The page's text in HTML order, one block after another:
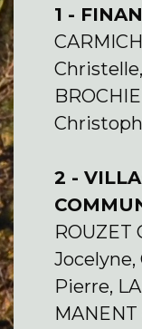
1 -
2 -
ROUZET
Jocelyne,
Pierre,